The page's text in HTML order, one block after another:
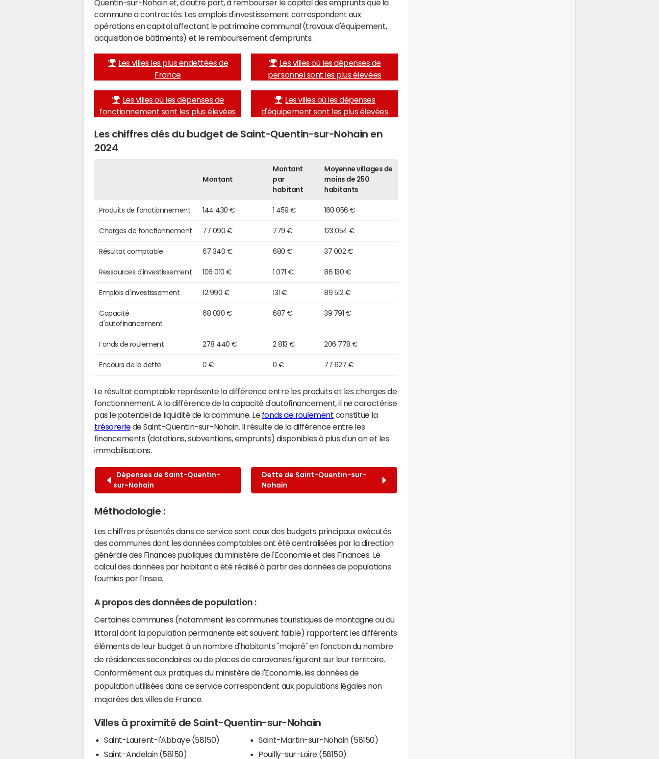
Quentin-sur-Nohain et, d'autre part, à rembourser le capital des emprunts que la
commune a contractés. Les emplois d'investissement correspondent aux
opérations en capital affectant le patrimoine communal (travaux d'équipement,
acquisition de bâtiments) et le remboursement d'emprunts.
Les villes les plus endettées de
France
Les villes où les dépenses de
personnel sont les plus élevées
Les villes où les dépenses de
fonctionnement sont les plus élevées
Les villes où les dépenses
d'équipement sont les plus élevées
Les chiffres clés du budget de Saint-Quentin-sur-Nohain en
2024
Montant
Montant
par
habitant
Moyenne villages de
moins de 250
habitants
Produits de fonctionnement 144 430 € 1 459 € 160 056 €
Charges de fonctionnement 77 090 € 779 € 123 054 €
Résultat comptable 67 340 € 680 € 37 002 €
Ressources d'investissement 106 010 € 1 071 € 86 130 €
Emplois d'investissement 12 990 € 131 € 89 512 €
Capacité
d'autofinancement
68 030 € 687 € 39 791 €
Fonds de roulement 278 440 € 2 813 € 206 778 €
Encours de la dette 0 € 0 € 77 627 €
Le résultat comptable représente la différence entre les produits et les charges de
fonctionnement. A la différence de la capacité d'autofinancement, il ne caractérise
pas le potentiel de liquidité de la commune. Le fonds de roulement constitue la
trésoreriede Saint-Quentin-sur-Nohain. Il résulte de la différence entre les
financements (dotations, subventions, emprunts) disponibles à plus d'un an et les
immobilisations.
Dépenses de Saint-Quentin-
sur-Nohain
Dette de Saint-Quentin-sur-
Nohain
Méthodologie :
Les chiffres présentés dans ce service sont ceux des budgets principaux exécutés
des communes dont les données comptables ont été centralisées par la direction
générale des Finances publiques du ministère de l'Economie et des Finances. Le
calcul des données par habitant a été réalisé à partir des données de populations
fournies par l'Insee.
A propos des données de population :
Certaines communes (notamment les communes touristiques de montagne ou du
littoral dont la population permanente est souvent faible) rapportent les différents
éléments de leur budget à un nombre d'habitants "majoré" en fonction du nombre
de résidences secondaires ou de places de caravanes figurant sur leur territoire.
Conformément aux pratiques du ministère de l'Economie, les données de
population utilisées dans ce service correspondent aux populations légales non
majorées des villes de France.
Villes à proximité de Saint-Quentin-sur-Nohain
Saint-Laurent-l'Abbaye (58150)
Saint-Andelain (58150)
Saint-Martin-sur-Nohain (58150)
Pouilly-sur-Loire (58150)